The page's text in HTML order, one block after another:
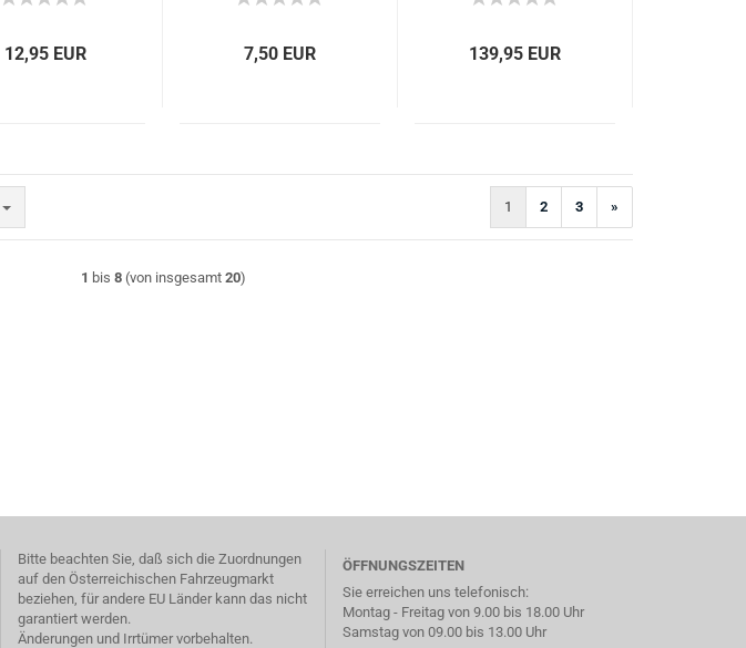
12,95 EUR 7,50 EUR 139,95 EUR
1 2 3 »
1 bis 8(von insgesamt 20)
Bitte beachten Sie, daß sich die Zuordnungen
auf den Österreichischen Fahrzeugmarkt
beziehen, für andere EU Länder kann das nicht
garantiert werden.
Änderungen und Irrtümer vorbehalten.
ÖFFNUNGSZEITEN
Sie erreichen uns telefonisch:
Montag - Freitag von 9.00 bis 18.00 Uhr
Samstag von 09.00 bis 13.00 Uhr